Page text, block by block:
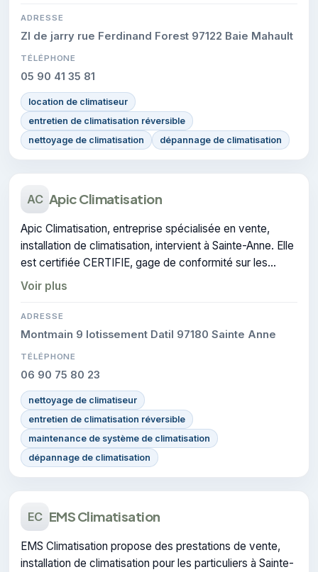
ADRESSE
ZI de jarry rue Ferdinand Forest 97122 Baie Mahault
TÉLÉPHONE
05 90 41 35 81
location de climatiseur
entretien de climatisation réversible
nettoyage de climatisation
dépannage de climatisation
AC Apic Climatisation
Apic Climatisation, entreprise spécialisée en vente,
installation de climatisation, intervient à Sainte-Anne. Elle
est certifiée CERTIFIE, gage de conformité sur les
interventions réalisées.
Voir plus
ADRESSE
Montmain 9 lotissement Datil 97180 Sainte Anne
TÉLÉPHONE
06 90 75 80 23
nettoyage de climatiseur
entretien de climatisation réversible
maintenance de système de climatisation
dépannage de climatisation
EC EMS Climatisation
EMS Climatisation propose des prestations de vente,
installation de climatisation pour les particuliers à Sainte-